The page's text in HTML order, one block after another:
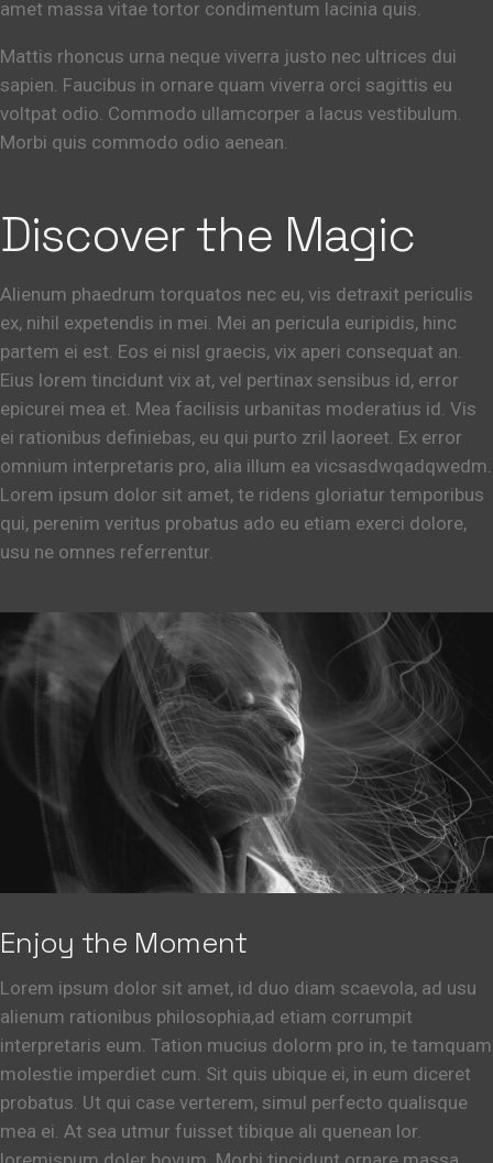
amet massa vitae tortor condimentum lacinia quis.
Mattis rhoncus urna neque viverra justo nec ultrices dui
sapien. Faucibus in ornare quam viverra orci sagittis eu
voltpat odio. Commodo ullamcorper a lacus vestibulum.
Morbi quis commodo odio aenean.
Discover the Magic
Alienum phaedrum torquatos nec eu, vis detraxit periculis
ex, nihil expetendis in mei. Mei an pericula euripidis, hinc
partem ei est. Eos ei nisl graecis, vix aperi consequat an.
Eius lorem tincidunt vix at, vel pertinax sensibus id, error
epicurei mea et. Mea facilisis urbanitas moderatius id. Vis
ei rationibus definiebas, eu qui purto zril laoreet. Ex error
omnium interpretaris pro, alia illum ea vicsasdwqadqwedm.
Lorem ipsum dolor sit amet, te ridens gloriatur temporibus
qui, perenim veritus probatus ado eu etiam exerci dolore,
usu ne omnes referrentur.
Enjoy the Moment
Lorem ipsum dolor sit amet, id duo diam scaevola, ad usu
alienum rationibus philosophia,ad etiam corrumpit
interpretaris eum. Tation mucius dolorm pro in, te tamquam
molestie imperdiet cum. Sit quis ubique ei, in eum diceret
probatus. Ut qui case verterem, simul perfecto qualisque
mea ei. At sea utmur fuisset tibique ali quenean lor.